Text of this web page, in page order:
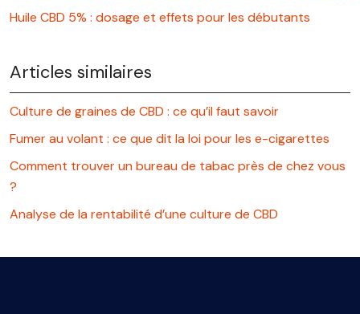
Huile CBD 5% : dosage et effets pour les débutants
Articles similaires
Culture de graines de CBD : ce qu’il faut savoir
Fumer au volant : ce que dit la loi pour les e-cigarettes
Comment trouver un bureau de tabac près de chez vous
?
Analyse de la rentabilité d’une culture de CBD